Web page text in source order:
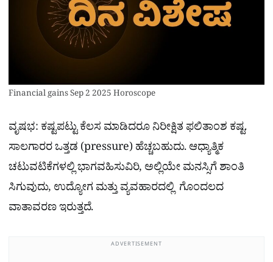
Financial gains Sep 2 2025 Horoscope
ವೃಷಭ: ಕಷ್ಟಪಟ್ಟು ಕೆಲಸ ಮಾಡಿದರೂ ನಿರೀಕ್ಷಿತ ಫಲಿತಾಂಶ ಕಷ್ಟ.
ಸಾಲಗಾರರ ಒತ್ತಡ (pressure) ಹೆಚ್ಚಬಹುದು. ಆಧ್ಯಾತ್ಮಿಕ
ಚಟುವಟಿಕೆಗಳಲ್ಲಿ ಭಾಗವಹಿಸುವಿರಿ, ಅಲ್ಲಿಯೇ ಮನಸ್ಸಿಗೆ ಶಾಂತಿ
ಸಿಗುವುದು, ಉದ್ಯೋಗ ಮತ್ತು ವ್ಯವಹಾರದಲ್ಲಿ ಗೊಂದಲದ
ವಾತಾವರಣ ಇರುತ್ತದೆ.
ADVERTISEMENT